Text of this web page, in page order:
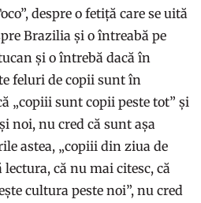
despre o fetiță care se uită
Brazilia și o întreabă pe
și o întrebă dacă în
feluri de copii sunt în
„copiii sunt copii peste tot” și
noi, nu cred că sunt așa
astea, „copiii din ziua de
că nu mai citesc, că
cultura peste noi”, nu cred